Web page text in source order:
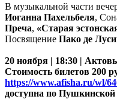
В музыкальной части
Иоганна Пахельбеля,
Преча, «Старая
Посвящение Пако де
20 ноября | 18:30 |
Стоимость билетов 200
https://www.afisha.ru/wl/
доступна по Пушкинской